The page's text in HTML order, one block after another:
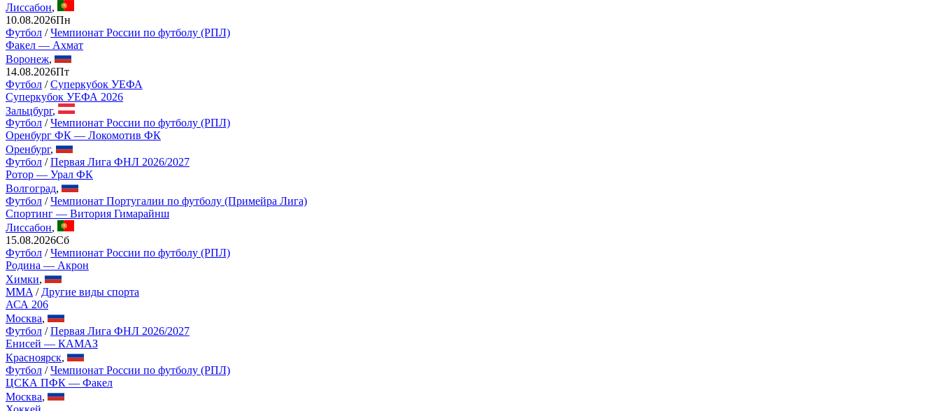
Лиссабон,
10.08.2026Пн
Футбол /Чемпионат России по футболу (РПЛ)
Факел — Ахмат
Воронеж,
14.08.2026Пт
Футбол /Суперкубок УЕФА
Суперкубок УЕФА 2026
Зальцбург,
Футбол /Чемпионат России по футболу (РПЛ)
Оренбург ФК — Локомотив ФК
Оренбург,
Футбол /Первая Лига ФНЛ 2026/2027
Ротор — Урал ФК
Волгоград,
Футбол /Чемпионат Португалии по футболу (Примейра Лига)
Спортинг — Витория Гимарайнш
Лиссабон,
15.08.2026Сб
Футбол /Чемпионат России по футболу (РПЛ)
Родина — Акрон
Химки,
MMA / Другие виды спорта
АСА 206
Москва,
Футбол /Первая Лига ФНЛ 2026/2027
Енисей — КАМАЗ
Красноярск,
Футбол /Чемпионат России по футболу (РПЛ)
ЦСКА ПФК — Факел
Москва,